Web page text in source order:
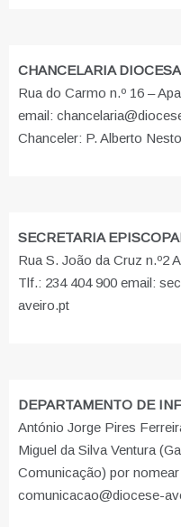
CHANCELARIA
Rua do Carmo n.º 16 –
email:
Chanceler: P. Alberto
SECRETARIA
Rua S. João da Cruz n.º2
Tlf.: 234 404 900 email:
aveiro.pt
DEPARTAMENTO DE
António Jorge Pires
Miguel da Silva Ventura
Comunicação) por
comunicacao@diocese-